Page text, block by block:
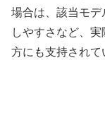
場合は、該当モ
しやすさなど、実
方にも支持されて